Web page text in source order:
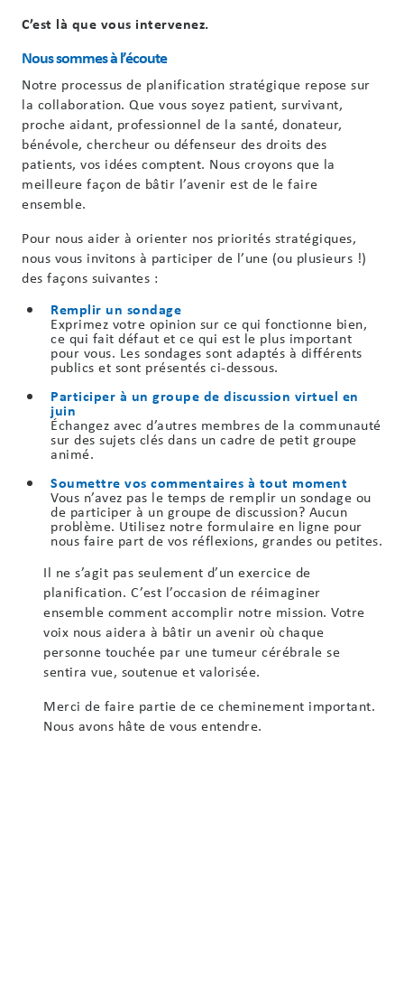
C’est là que vous intervenez.
Nous sommes à l’écoute
Notre processus de planification stratégique repose sur
la collaboration. Que vous soyez patient, survivant,
proche aidant, professionnel de la santé, donateur,
bénévole, chercheur ou défenseur des droits des
patients, vos idées comptent. Nous croyons que la
meilleure façon de bâtir l’avenir est de le faire
ensemble.
Pour nous aider à orienter nos priorités stratégiques,
nous vous invitons à participer de l’une (ou plusieurs !)
des façons suivantes :
Remplir un sondage
Exprimez votre opinion sur ce qui fonctionne bien,
ce qui fait défaut et ce qui est le plus important
pour vous. Les sondages sont adaptés à différents
publics et sont présentés ci-dessous.
Participer à un groupe de discussion virtuel en
juin
Échangez avec d’autres membres de la communauté
sur des sujets clés dans un cadre de petit groupe
animé.
Soumettre vos commentaires à tout moment
Vous n’avez pas le temps de remplir un sondage ou
de participer à un groupe de discussion? Aucun
problème. Utilisez notre formulaire en ligne pour
nous faire part de vos réflexions, grandes ou petites.
Il ne s’agit pas seulement d’un exercice de
planification. C’est l’occasion de réimaginer
ensemble comment accomplir notre mission. Votre
voix nous aidera à bâtir un avenir où chaque
personne touchée par une tumeur cérébrale se
sentira vue, soutenue et valorisée.
Merci de faire partie de ce cheminement important.
Nous avons hâte de vous entendre.